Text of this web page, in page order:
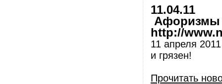
11.04.11
Афоризмы
http://
11 апреля
и грязен!
Прочитать